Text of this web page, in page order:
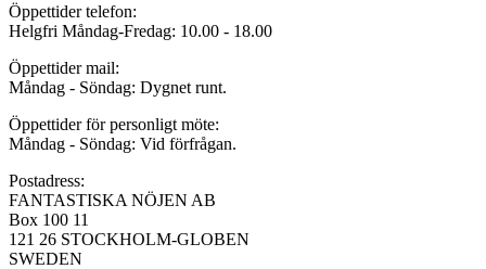
Öppettider telefon:
Helgfri Måndag-Fredag: 10.00 - 18.00
Öppettider mail:
Måndag - Söndag: Dygnet runt.
Öppettider för personligt möte:
Måndag - Söndag: Vid förfrågan.
Postadress:
FANTASTISKA NÖJEN AB
Box 100 11
121 26 STOCKHOLM-GLOBEN
SWEDEN